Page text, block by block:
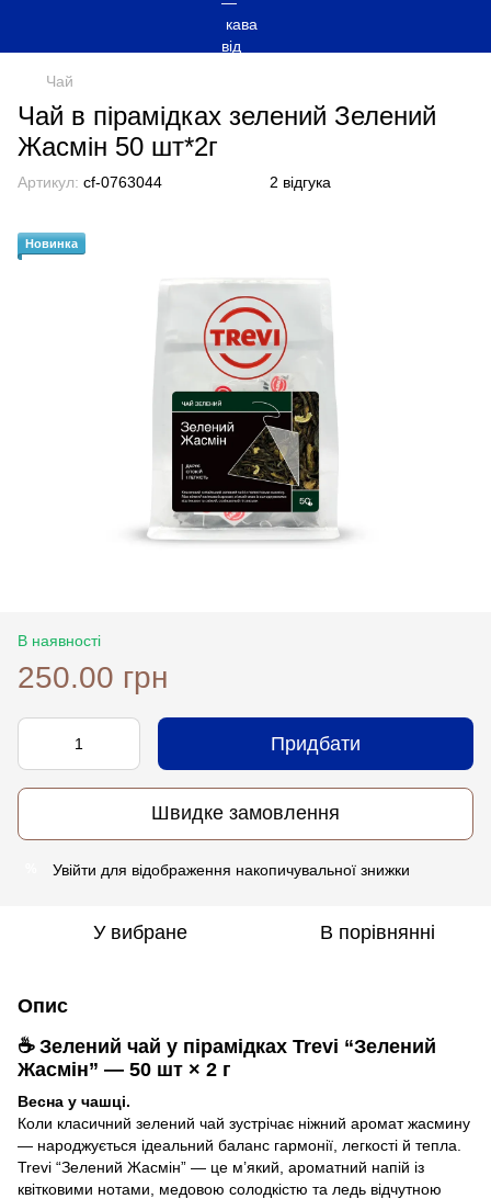
Чай
Чай в пірамідках зелений Зелений
Жасмін 50 шт*2г
Артикул: cf-0763044 2 відгука
Новинка
В наявності
250.00 грн
Придбати
Швидке замовлення
Увійти для відображення накопичувальної знижки
У вибране В порівнянні
Опис
☕ Зелений чай у пірамідках Trevi “Зелений
Жасмін” — 50 шт × 2 г
Весна у чашці.
Коли класичний зелений чай зустрічає ніжний аромат жасмину
— народжується ідеальний баланс гармонії, легкості й тепла.
Trevi “Зелений Жасмін” — це м’який, ароматний напій із
квітковими нотами, медовою солодкістю та ледь відчутною